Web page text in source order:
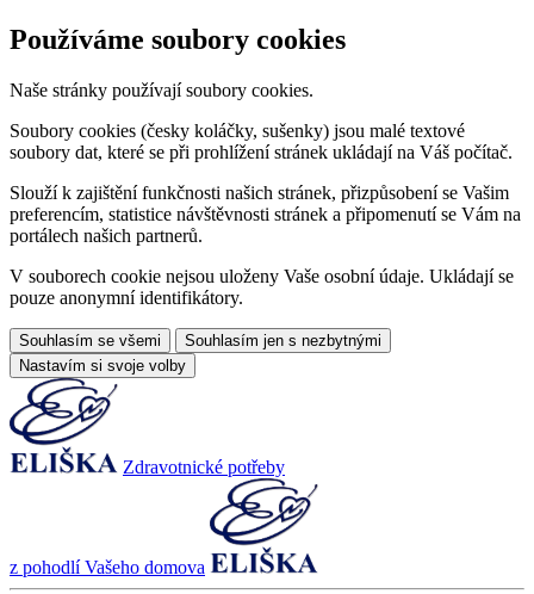
Používáme soubory cookies
Naše stránky používají soubory cookies.
Soubory cookies (česky koláčky, sušenky) jsou malé textové
soubory dat, které se při prohlížení stránek ukládají na Váš počítač.
Slouží k zajištění funkčnosti našich stránek, přizpůsobení se Vašim
preferencím, statistice návštěvnosti stránek a připomenutí se Vám na
portálech našich partnerů.
V souborech cookie nejsou uloženy Vaše osobní údaje. Ukládají se
pouze anonymní identifikátory.
Souhlasím se všemi
Souhlasím jen s nezbytnými
Nastavím si svoje volby
Zdravotnické potřeby
z pohodlí Vašeho domova